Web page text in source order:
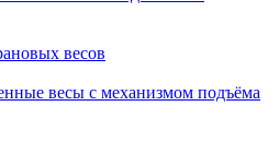
весов
весы с механизмом подъёма